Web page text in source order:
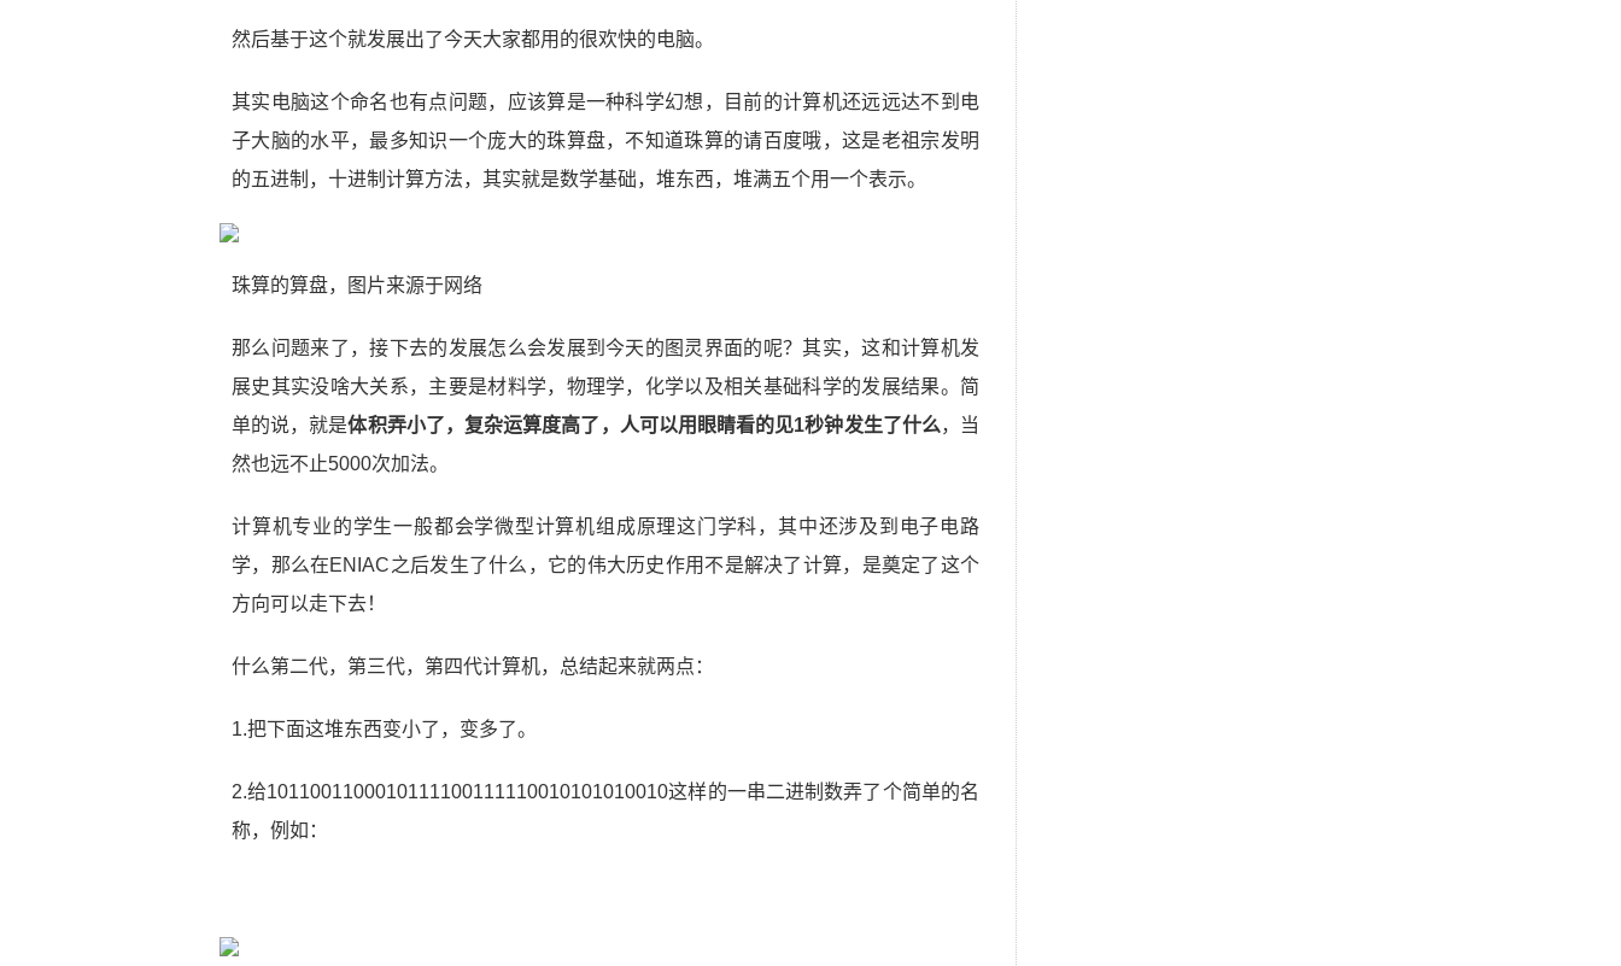
然后基于这个就发展出了今天大家都用的很欢快的电脑。
其实电脑这个命名也有点问题，应该算是一种科学幻想，目前的计算机还远远达不到电
子大脑的水平，最多知识一个庞大的珠算盘，不知道珠算的请百度哦，这是老祖宗发明
的五进制，十进制计算方法，其实就是数学基础，堆东西，堆满五个用一个表示。
珠算的算盘，图片来源于网络
那么问题来了，接下去的发展怎么会发展到今天的图灵界面的呢？其实，这和计算机发
展史其实没啥大关系，主要是材料学，物理学，化学以及相关基础科学的发展结果。简
单的说，就是体积弄小了，复杂运算度高了，人可以用眼睛看的见1秒钟发生了什么，当
然也远不止5000次加法。
计算机专业的学生一般都会学微型计算机组成原理这门学科，其中还涉及到电子电路
学，那么在ENIAC之后发生了什么，它的伟大历史作用不是解决了计算，是奠定了这个
方向可以走下去！
什么第二代，第三代，第四代计算机，总结起来就两点：
1.把下面这堆东西变小了，变多了。
2.给1011001100010111100111110010101010010这样的一串二进制数弄了个简单的名
称，例如：